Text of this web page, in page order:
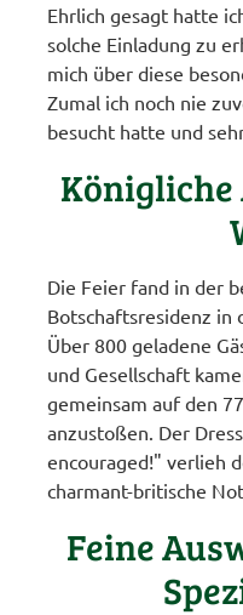
Ehrlich gesagt hatte
solche Einladung zu
mich über diese
Zumal ich noch nie
besucht hatte und
Die Feier fand in der
Botschaftsresidenz in
Über 800 geladene
und Gesellschaft
gemeinsam auf den
anzustoßen. Der
encouraged!" verlieh
charmant-britische
Feine